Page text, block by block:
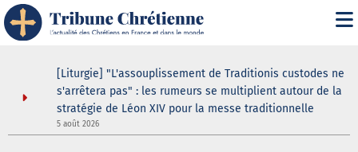
[Liturgie] "L'assouplissement de Traditionis custodes ne
s'arrêtera pas" : les rumeurs se multiplient autour de la
stratégie de Léon XIV pour la messe traditionnelle
5 août 2026